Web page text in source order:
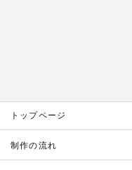
トップページ
制作の流れ